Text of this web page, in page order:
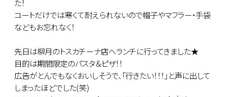
た！
コートだけでは寒くて耐えられないので帽子やマフラー・手袋
などもお忘れなく！
先日は柳月のトスカチーナ店へランチに行ってきました★
目的は期間限定のパスタ＆ピザ！！
広告がとんでもなくおいしそうで、「行きたい！！！」と声に出して
しまったほどでした(笑)